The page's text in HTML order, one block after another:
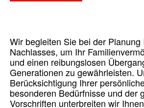
Wir begleiten Sie bei der Planung
Nachlasses, um Ihr
und einen reibungslosen
Generationen zu gewährleisten.
Berücksichtigung Ihrer
besonderen Bedürfnisse und der
Vorschriften unterbreiten wir Ihnen